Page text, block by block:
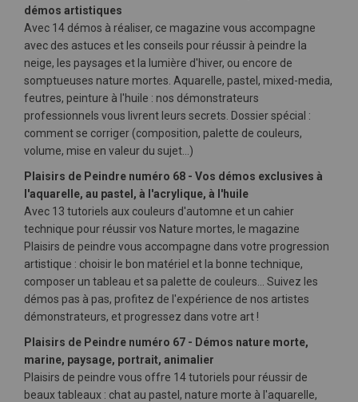
démos artistiques
Avec 14 démos à réaliser, ce magazine vous accompagne
avec des astuces et les conseils pour réussir à peindre la
neige, les paysages et la lumière d'hiver, ou encore de
somptueuses nature mortes. Aquarelle, pastel, mixed-media,
feutres, peinture à l'huile : nos démonstrateurs
professionnels vous livrent leurs secrets. Dossier spécial :
comment se corriger (composition, palette de couleurs,
volume, mise en valeur du sujet…)
Plaisirs de Peindre numéro 68 - Vos démos exclusives à
l'aquarelle, au pastel, à l'acrylique, à l'huile
Avec 13 tutoriels aux couleurs d'automne et un cahier
technique pour réussir vos Nature mortes, le magazine
Plaisirs de peindre vous accompagne dans votre progression
artistique : choisir le bon matériel et la bonne technique,
composer un tableau et sa palette de couleurs… Suivez les
démos pas à pas, profitez de l'expérience de nos artistes
démonstrateurs, et progressez dans votre art !
Plaisirs de Peindre numéro 67 - Démos nature morte,
marine, paysage, portrait, animalier
Plaisirs de peindre vous offre 14 tutoriels pour réussir de
beaux tableaux : chat au pastel, nature morte à l'aquarelle,